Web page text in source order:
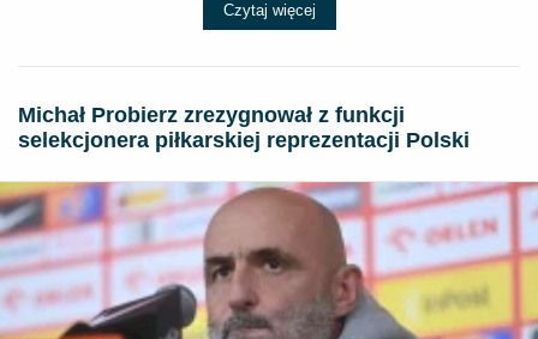
Czytaj więcej
Michał Probierz zrezygnował z funkcji
selekcjonera piłkarskiej reprezentacji Polski